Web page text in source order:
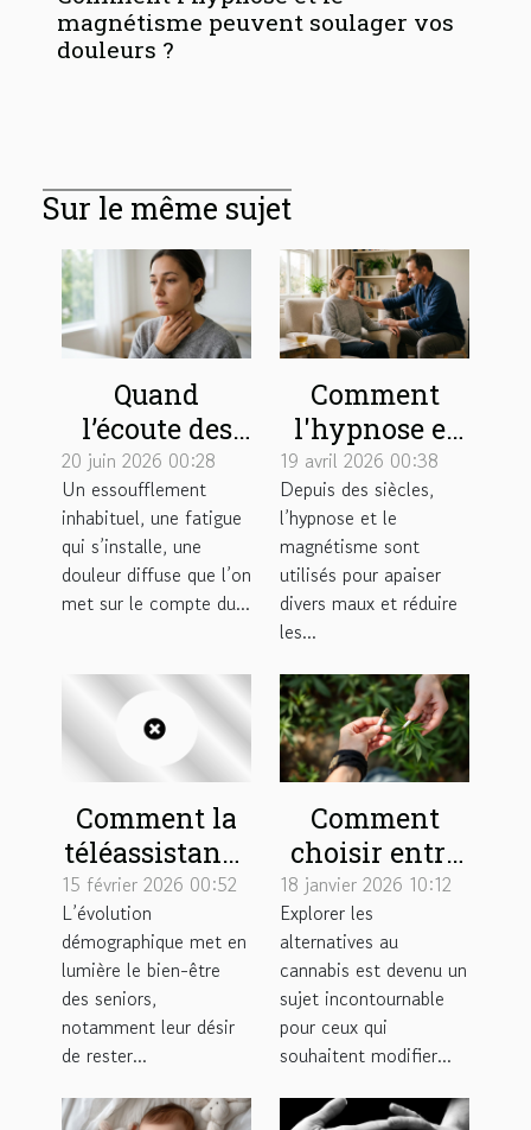
magnétisme peuvent soulager vos
douleurs ?
Sur le même sujet
Quand
l’écoute des
premiers
symptômes
change le
cours d’une
pathologie
20 juin 2026 00:28
Un essoufflement
inhabituel, une fatigue
qui s’installe, une
douleur diffuse que l’on
met sur le compte du...
Comment
l'hypnose et
le
magnétisme
peuvent
soulager vos
douleurs ?
19 avril 2026 00:38
Depuis des siècles,
l’hypnose et le
magnétisme sont
utilisés pour apaiser
divers maux et réduire
les...
Comment la
téléassistance
à domicile
renforce
l'autonomie
des seniors ?
15 février 2026 00:52
L’évolution
démographique met en
lumière le bien-être
des seniors,
notamment leur désir
de rester...
Comment
choisir entre
une cigarette
de plantes et
un joint sans
cannabis ?
18 janvier 2026 10:12
Explorer les
alternatives au
cannabis est devenu un
sujet incontournable
pour ceux qui
souhaitent modifier...